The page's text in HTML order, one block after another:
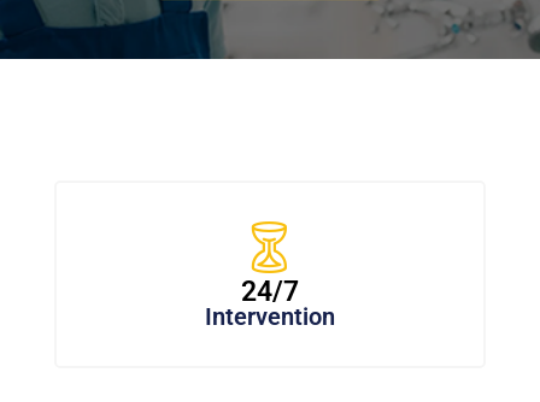
24/7
Intervention